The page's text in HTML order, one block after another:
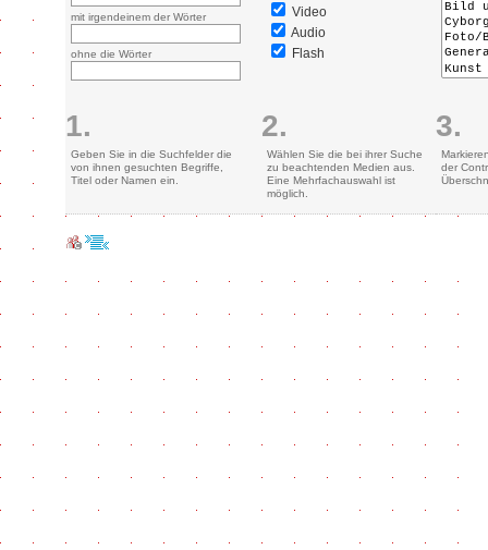
mit irgendeinem der Wörter
ohne die Wörter
1.
Geben Sie in die Suchfelder die
von ihnen gesuchten Begriffe,
Titel oder Namen ein.
Video
Audio
Flash
2.
Wählen Sie die bei ihrer Suche
zu beachtenden Medien aus.
Eine Mehrfachauswahl ist
möglich.
3.
der